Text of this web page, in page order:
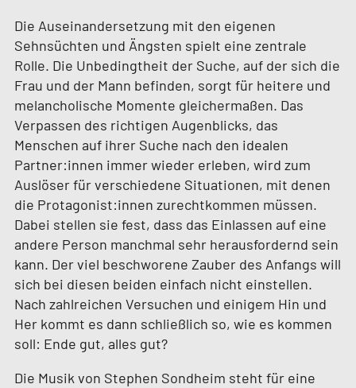
Die Auseinandersetzung mit den eigenen
Sehnsüchten und Ängsten spielt eine zentrale
Rolle. Die Unbedingtheit der Suche, auf der sich die
Frau und der Mann befinden, sorgt für heitere und
melancholische Momente gleichermaßen. Das
Verpassen des richtigen Augenblicks, das
Menschen auf ihrer Suche nach den idealen
Partner:innen immer wieder erleben, wird zum
Auslöser für verschiedene Situationen, mit denen
die Protagonist:innen zurechtkommen müssen.
Dabei stellen sie fest, dass das Einlassen auf eine
andere Person manchmal sehr herausfordernd sein
kann. Der viel beschworene Zauber des Anfangs will
sich bei diesen beiden einfach nicht einstellen.
Nach zahlreichen Versuchen und einigem Hin und
Her kommt es dann schließlich so, wie es kommen
soll: Ende gut, alles gut?
Die Musik von Stephen Sondheim steht für eine